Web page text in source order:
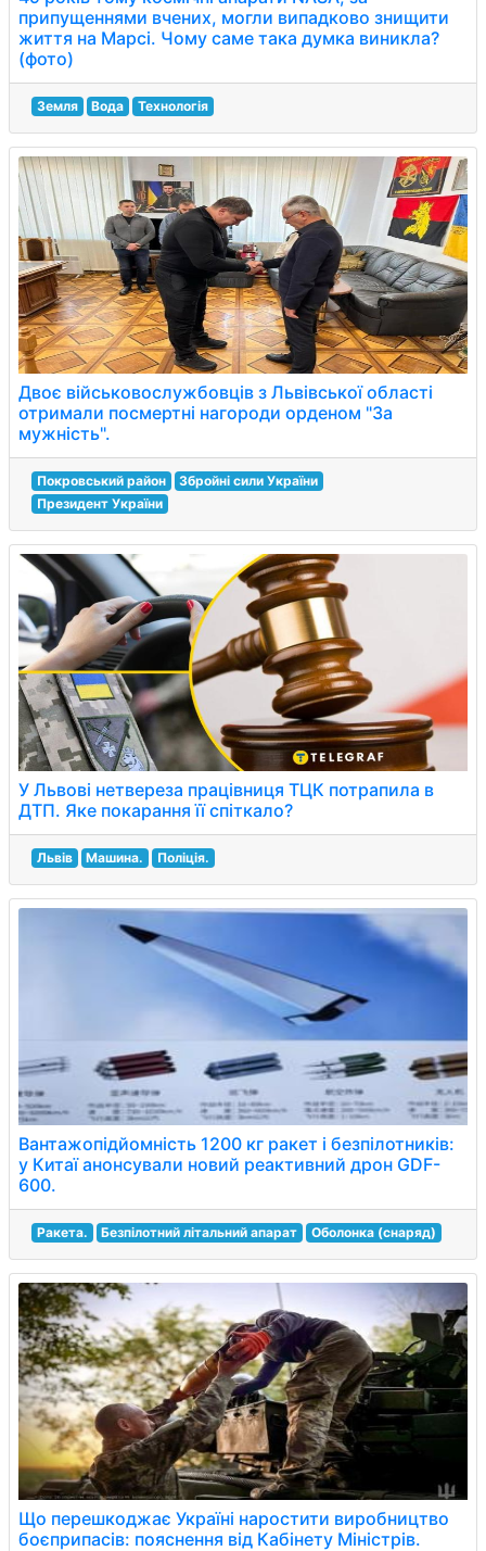
припущеннями вчених, могли випадково знищити
життя на Марсі. Чому саме така думка виникла?
(фото)
Земля Вода Технологія
Двоє військовослужбовців з Львівської області
отримали посмертні нагороди орденом "За
мужність".
Покровський район
Збройні сили України
Президент України
У Львові нетвереза працівниця ТЦК потрапила в
ДТП. Яке покарання її спіткало?
Львів Машина. Поліція.
Вантажопідйомність 1200 кг ракет і безпілотників:
у Китаї анонсували новий реактивний дрон GDF-
600.
Ракета. Безпілотний літальний апарат Оболонка (снаряд)
Що перешкоджає Україні наростити виробництво
боєприпасів: пояснення від Кабінету Міністрів.